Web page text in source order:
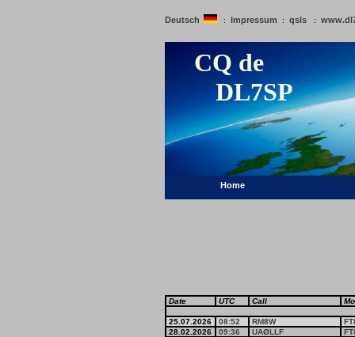
Deutsch : Impressum : qsls :
CQ de
DL7SP
Home
Date UTC Call
25.07.2026 08:52 RM8W
28.02.2026
09:36 UAØLLF